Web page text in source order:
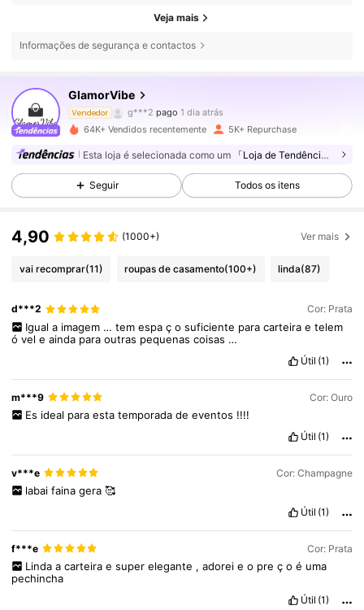
Veja mais
Informações de segurança e contactos
GlamorVibe
Vendedor
4,86 15K Seguidores
4,86
g***2 pago 1 dia atrás
4,86 15K Seguidores
4,86
4,86 15K Seguidores
64K+ Vendidos recentemente 5K+ Repurchase
Esta loja é selecionada como um 「Loja de Tendências」
Seguir Todos os itens
4,90 (1000+) Ver mais
vai recomprar(11) roupas de casamento(100+) linda(87)
d***2 Cor: Prata
Igual a imagem … tem espa ç o suficiente para carteira e telem
óveleainda paraoutras pequenascoisas …
Útil (1)
m***9 Cor: Ouro
Es ideal para esta temporada de eventos !!!!
Útil (1)
v***e Cor: Champagne
labai faina gera 🥰
Útil (1)
f***e Cor: Prata
Linda a carteira e super elegante , adorei e o pre ç o é uma
pechincha
Útil (1)